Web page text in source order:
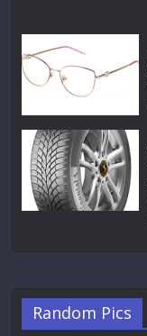
Random Pics